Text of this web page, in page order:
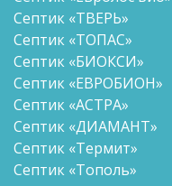
Септик «ТВЕРЬ»
Септик «ТОПАС»
Септик «БИОКСИ»
Септик «ЕВРОБИОН»
Септик «АСТРА»
Септик «ДИАМАНТ»
Септик «Термит»
Септик «Тополь»